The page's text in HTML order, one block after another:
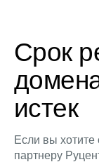
Срок
истек
Если вы хотите
партнеру